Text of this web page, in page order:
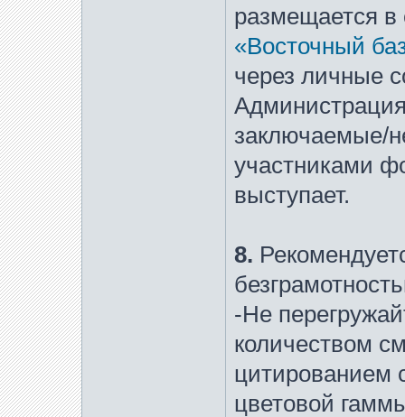
размещается в
«Восточный
через личные
Администрация
заключаемые/
участниками
выступает.
8.
-Не
количеством
цитированием
цветовой